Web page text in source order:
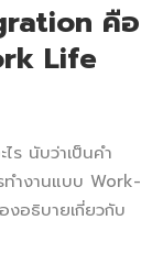
คือ
Life
นับว่าเป็นคำ
ทำงานแบบ Work-
อธิบายเกี่ยวกับ